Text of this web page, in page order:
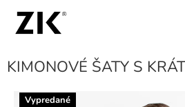
obsah
KIMONOVÉ ŠATY S
Vypredané